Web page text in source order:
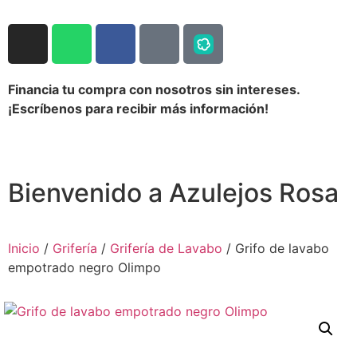
Financia tu compra con nosotros sin intereses.
¡Escríbenos para recibir más información!
Bienvenido a Azulejos Rosa
Inicio / Grifería / Grifería de Lavabo / Grifo de lavabo
empotrado negro Olimpo